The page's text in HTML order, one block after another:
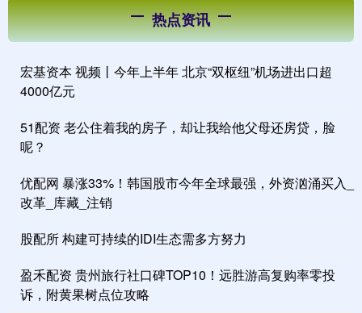
热点资讯
宏基资本 视频丨今年上半年 北京“双枢纽”机场进出口超
4000亿元
51配资 老公住着我的房子，却让我给他父母还房贷，脸
呢？
优配网 暴涨33%！韩国股市今年全球最强，外资汹涌买入_
改革_库藏_注销
股配所 构建可持续的IDI生态需多方努力
盈禾配资 贵州旅行社口碑TOP10！远胜游高复购率零投
诉，附黄果树点位攻略